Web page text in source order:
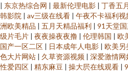
| 东京热综合网 | 最新伦理电影 | 丁香五
韩影院 | av三级在线看 | 午夜不卡福利视
洲欧美精品 | 五月天精品福利 | 91天堂
级片毛片 | 夜夜操夜夜撸 | 伦理韩国 | 欧
国产一区二区 | 日本成年人电影 | 欧美另
色大片网站 | 久草资源视频 | 深爱激情网
性爱四区 | 精东麻豆 | 操大屄在线观看 |